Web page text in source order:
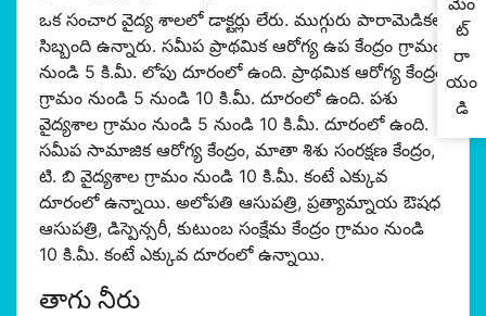
ఒక సంచార వైద్య శాలలో డాక్టర్లు లేరు. ముగ్గురు పారామెడికల్
సిబ్బంది ఉన్నారు. సమీప ప్రాథమిక ఆరోగ్య ఉప కేంద్రం గ్రామం
నుండి 5 కి.మీ. లోపు దూరంలో ఉంది. ప్రాథమిక ఆరోగ్య కేంద్రం
గ్రామం నుండి 5 నుండి 10 కి.మీ. దూరంలో ఉంది. పశు
వైద్యశాల గ్రామం నుండి 5 నుండి 10 కి.మీ. దూరంలో ఉంది.
సమీప సామాజిక ఆరోగ్య కేంద్రం, మాతా శిశు సంరక్షణ కేంద్రం,
టి. బి వైద్యశాల గ్రామం నుండి 10 కి.మీ. కంటే ఎక్కువ
దూరంలో ఉన్నాయి. అలోపతి ఆసుపత్రి, ప్రత్యామ్నాయ ఔషధ
ఆసుపత్రి, డిస్పెన్సరీ, కుటుంబ సంక్షేమ కేంద్రం గ్రామం నుండి
10 కి.మీ. కంటే ఎక్కువ దూరంలో ఉన్నాయి.
తాగు నీరు
ట్
రా
యం
డి